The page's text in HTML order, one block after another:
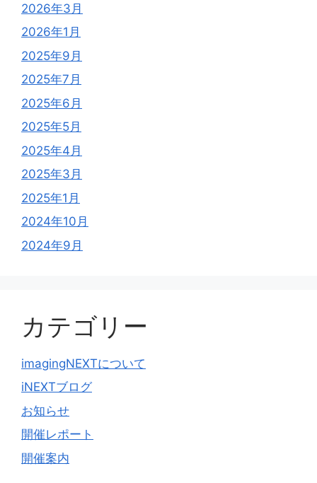
2026年3月
2026年1月
2025年9月
2025年7月
2025年6月
2025年5月
2025年4月
2025年3月
2025年1月
2024年10月
2024年9月
カテゴリー
imagingNEXTについて
iNEXTブログ
お知らせ
開催レポート
開催案内